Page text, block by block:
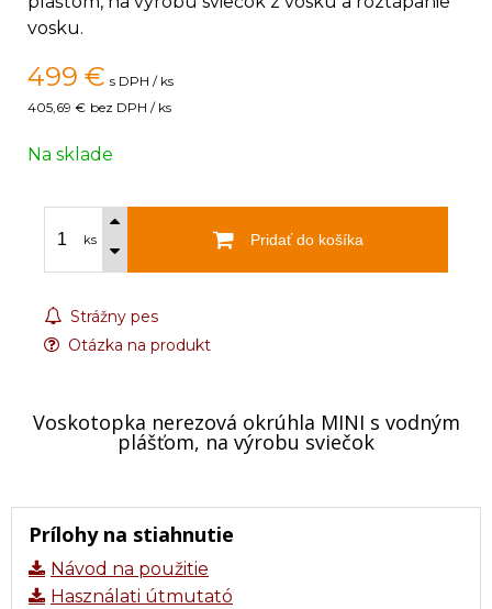
vosku.
499 € s DPH / ks
405,69 € bez DPH / ks
Na sklade
ks Pridať do košíka
Strážny pes
Otázka na produkt
Voskotopka nerezová okrúhla MINI s vodným
plášťom, na výrobu sviečok
Prílohy na stiahnutie
Návod na použitie
Használati útmutató